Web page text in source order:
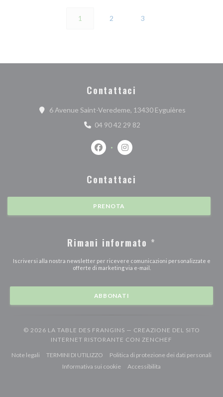
1 2 3
Contattaci
6 Avenue Saint-Veredeme, 13430 Eyguières((apre una
04 90 42 29 82
Facebook ((apre una nuova finestra))
Instagram ((apre una nuova
Contattaci
PRENOTA
Rimani informato *
Iscriversi alla nostra newsletter per ricevere comunicazioni personalizzate e
offerte di marketing via e-mail.
ABBONATI
© 2026 LA TABLE DES FRANGINS — CREAZIONE DEL SITO
INTERNET RISTORANTE CON ZENCHEF
Note legali ((apre una nuova finestra))
TERMINI DI UTILIZZO ((apre una nuova finestra))
Politica di protezione dei dati personali
Informativa sui cookie((apre una nuova finestra))
Accessibilita